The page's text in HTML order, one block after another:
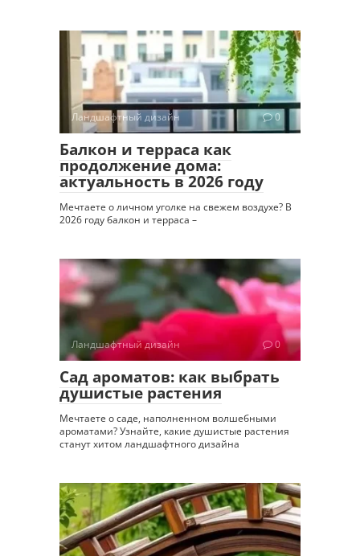
Ландшафтный дизайн 0
Балкон и терраса как
продолжение дома:
актуальность в 2026 году
Мечтаете о личном уголке на свежем воздухе? В
2026 году балкон и терраса –
Ландшафтный дизайн 0
Сад ароматов: как выбрать
душистые растения
Мечтаете о саде, наполненном волшебными
ароматами? Узнайте, какие душистые растения
станут хитом ландшафтного дизайна